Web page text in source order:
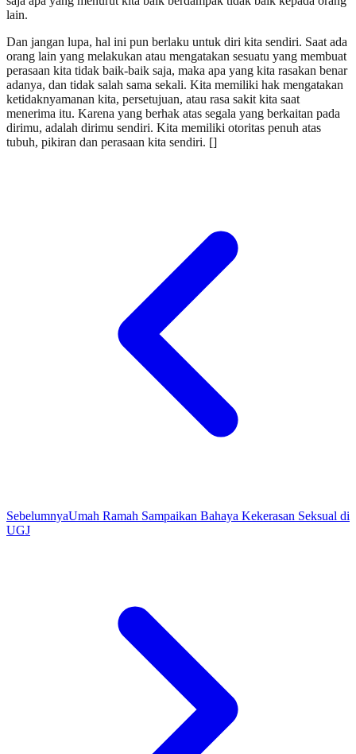
lain.
Dan jangan lupa, hal ini pun berlaku untuk diri kita sendiri. Saat ada
orang lain yang melakukan atau mengatakan sesuatu yang membuat
perasaan kita tidak baik-baik saja, maka apa yang kita rasakan benar
adanya, dan tidak salah sama sekali. Kita memiliki hak mengatakan
ketidaknyamanan kita, persetujuan, atau rasa sakit kita saat
menerima itu. Karena yang berhak atas segala yang berkaitan pada
dirimu, adalah dirimu sendiri. Kita memiliki otoritas penuh atas
tubuh, pikiran dan perasaan kita sendiri. []
SebelumnyaUmah Ramah Sampaikan Bahaya Kekerasan Seksual di
UGJ